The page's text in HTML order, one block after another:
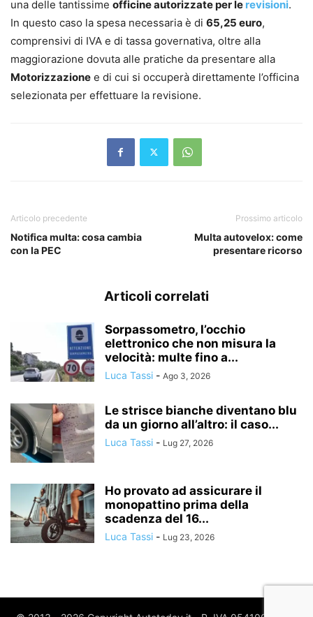
una delle tantissime officine autorizzate per le revisioni.
In questo caso la spesa necessaria è di 65,25 euro,
comprensivi di IVA e di tassa governativa, oltre alla
maggiorazione dovuta alle pratiche da presentare alla
Motorizzazione e di cui si occuperà direttamente l’officina
selezionata per effettuare la revisione.
Articolo precedente
Notifica multa: cosa cambia
con la PEC
Prossimo articolo
Multa autovelox: come
presentare ricorso
Articoli correlati
Sorpassometro, l’occhio
elettronico che non misura la
velocità: multe fino a...
Luca Tassi - Ago 3, 2026
Le strisce bianche diventano blu
da un giorno all’altro: il caso...
Luca Tassi - Lug 27, 2026
Ho provato ad assicurare il
monopattino prima della
scadenza del 16...
Luca Tassi - Lug 23, 2026